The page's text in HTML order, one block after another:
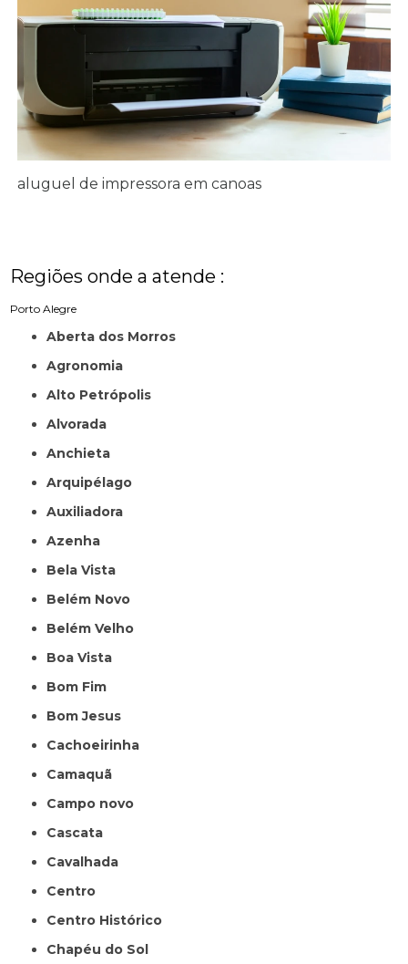
aluguel de impressora em canoas
Regiões onde a atende :
Porto Alegre
Aberta dos Morros
Agronomia
Alto Petrópolis
Alvorada
Anchieta
Arquipélago
Auxiliadora
Azenha
Bela Vista
Belém Novo
Belém Velho
Boa Vista
Bom Fim
Bom Jesus
Cachoeirinha
Camaquã
Campo novo
Cascata
Cavalhada
Centro
Centro Histórico
Chapéu do Sol